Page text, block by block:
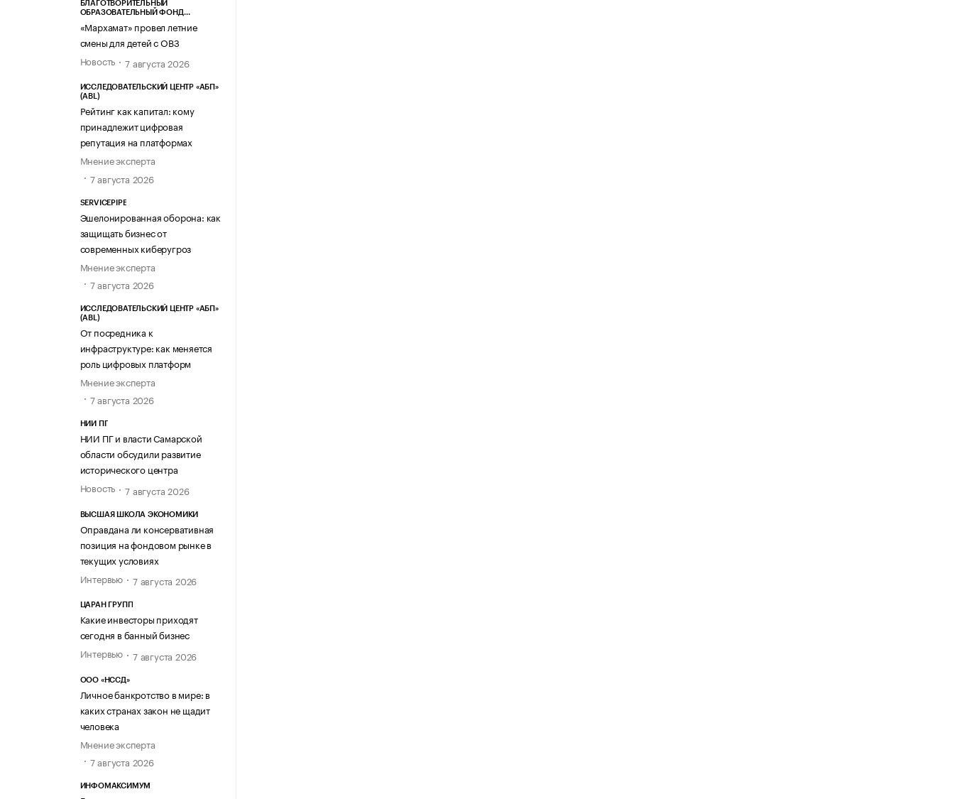
БЛАГОТВОРИТЕЛЬНЫЙ
ОБРАЗОВАТЕЛЬНЫЙ ФОНД
«Мархамат» провел летние
смены для детей с ОВЗ
Новость
7 августа 2026
ИССЛЕДОВАТЕЛЬСКИЙ ЦЕНТР «АБП»
(ABL)
Рейтинг как капитал: кому
принадлежит цифровая
репутация на платформах
Мнение эксперта
7 августа 2026
SERVICEPIPE
Эшелонированная оборона: как
защищать бизнес от
современных киберугроз
Мнение эксперта
7 августа 2026
ИССЛЕДОВАТЕЛЬСКИЙ ЦЕНТР «АБП»
(ABL)
От посредника к
инфраструктуре: как меняется
роль цифровых платформ
Мнение эксперта
7 августа 2026
НИИ ПГ
НИИ ПГ и власти Самарской
области обсудили развитие
исторического центра
Новость
7 августа 2026
ВЫСШАЯ ШКОЛА ЭКОНОМИКИ
Оправдана ли консервативная
позиция на фондовом рынке в
текущих условиях
Интервью
7 августа 2026
ЦАРАН ГРУПП
Какие инвесторы приходят
сегодня в банный бизнес
Интервью
7 августа 2026
ООО «НССД»
Личное банкротство в мире: в
каких странах закон не щадит
человека
Мнение эксперта
7 августа 2026
ИНФОМАКСИМУМ